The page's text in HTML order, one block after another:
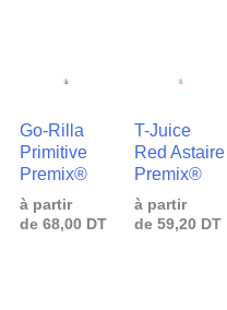
Go-Rilla
Primitive
Premix®
à partir
de 68,00 DT
T-Juice
Red Astaire
Premix®
à partir
de 59,20 DT